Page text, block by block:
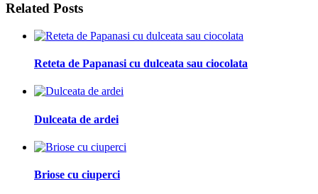
Related Posts
Reteta de Papanasi cu dulceata sau ciocolata
Dulceata de ardei
Briose cu ciuperci